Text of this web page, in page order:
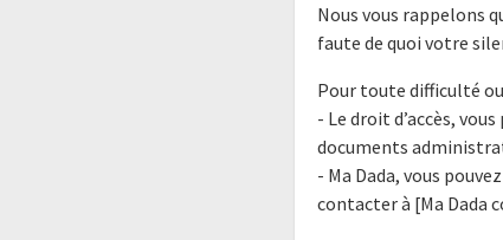
Nous vous rappelons
faute de quoi votre
Pour toute difficulté
- Le droit d’accès,
documents
- Ma Dada, vous
contacter à [Ma Dada